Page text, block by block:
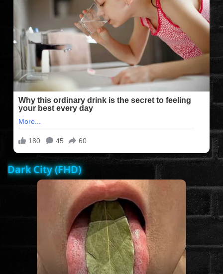
FILMEK (2025-ÖS)
FILMEK (2024-ES)
FILMEK (2023-AS)
FILMEK (2022-ES)
FELIRATOS FILMEK
AKCIÓ
Dark City (FHD)